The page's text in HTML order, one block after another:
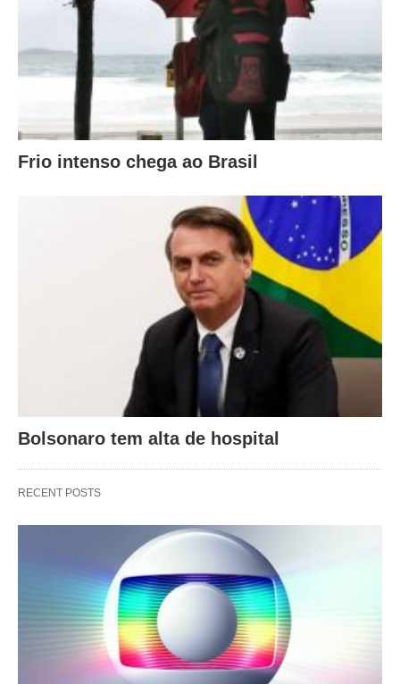
Frio intenso chega ao Brasil
Bolsonaro tem alta de hospital
RECENT POSTS